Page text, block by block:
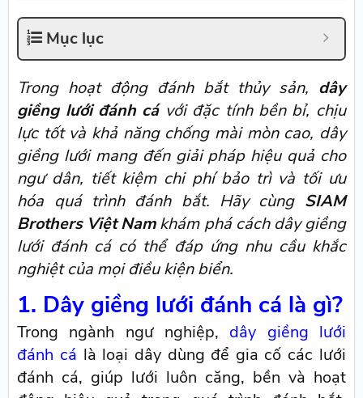
Mục lục
Trong hoạt động đánh bắt thủy sản, dây
giềng lưới đánh cávới đặc tính bền bỉ, chịu
lực tốt và khả năng chống mài mòn cao, dây
giềng lưới mang đến giải pháp hiệu quả cho
ngư dân, tiết kiệm chi phí bảo trì và tối ưu
hóa quá trình đánh bắt. Hãy cùng SIAM
Brothers Việt Namkhám phá cách dây giềng
lưới đánh cá có thể đáp ứng nhu cầu khắc
nghiệt của mọi điều kiện biển.
1. Dây giềng lưới đánh cá là gì?
Trong ngành ngư nghiệp, dây giềng lưới
đánh cá là loại dây dùng để gia cố các lưới
đánh cá, giúp lưới luôn căng, bền và hoạt